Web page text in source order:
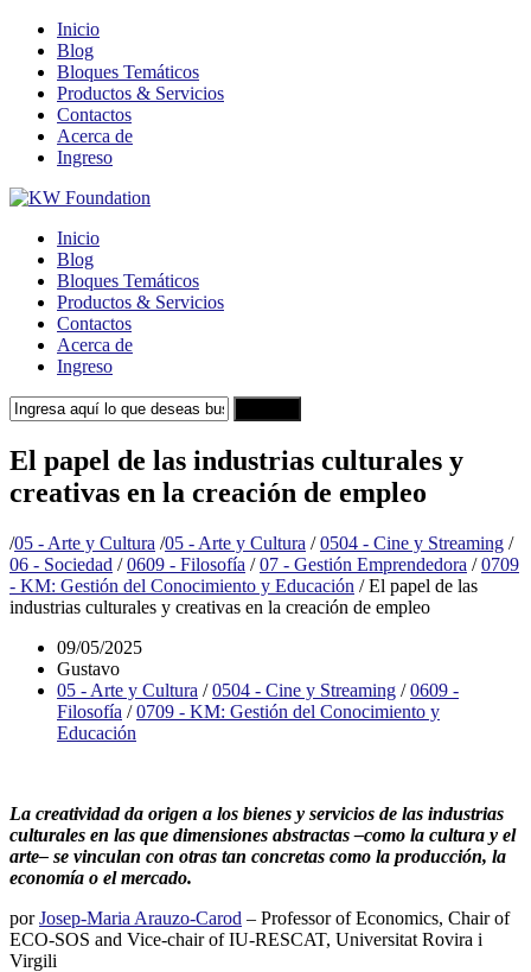
Inicio
Blog
Bloques Temáticos
Productos & Servicios
Contactos
Acerca de
Ingreso
Inicio
Blog
Bloques Temáticos
Productos & Servicios
Contactos
Acerca de
Ingreso
El papel de las industrias culturales y
creativas en la creación de empleo
/05 - Arte y Cultura /05 - Arte y Cultura / 0504 - Cine y Streaming /
06 - Sociedad / 0609 - Filosofía / 07 - Gestión Emprendedora / 0709
- KM: Gestión del Conocimiento y Educación /El papel de las
industrias culturales y creativas en la creación de empleo
09/05/2025
Gustavo
05 - Arte y Cultura /0504 - Cine y Streaming /0609 -
Filosofía /0709 - KM: Gestión del Conocimiento y
Educación
La creatividad da origen a los bienes y servicios de las industrias
culturales en las que dimensiones abstractas –como la cultura y el
arte– se vinculan con otras tan concretas como la producción, la
economía o el mercado.
porJosep-Maria Arauzo-Carod – Professor of Economics, Chair of
ECO-SOS and Vice-chair of IU-RESCAT, Universitat Rovira i
Virgili